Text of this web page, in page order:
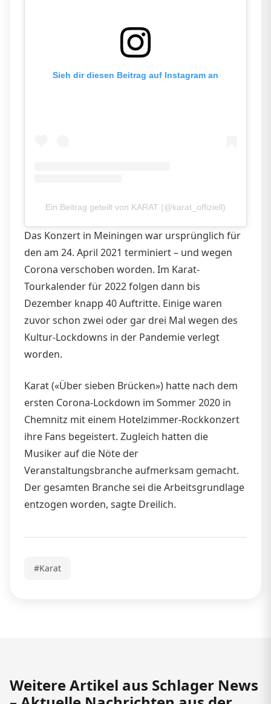
Sieh dir diesen Beitrag auf Instagram an
Ein Beitrag geteilt von KARAT (@karat_offiziell)
Das Konzert in Meiningen war ursprünglich für
den am 24. April 2021 terminiert – und wegen
Corona verschoben worden. Im Karat-
Tourkalender für 2022 folgen dann bis
Dezember knapp 40 Auftritte. Einige waren
zuvor schon zwei oder gar drei Mal wegen des
Kultur-Lockdowns in der Pandemie verlegt
worden.
Karat («Über sieben Brücken») hatte nach dem
ersten Corona-Lockdown im Sommer 2020 in
Chemnitz mit einem Hotelzimmer-Rockkonzert
ihre Fans begeistert. Zugleich hatten die
Musiker auf die Nöte der
Veranstaltungsbranche aufmerksam gemacht.
Der gesamten Branche sei die Arbeitsgrundlage
entzogen worden, sagte Dreilich.
#Karat
Weitere Artikel aus Schlager News